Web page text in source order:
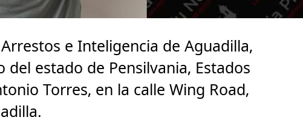
e Inteligencia de Aguadilla,
estado de Pensilvania, Estados
Torres, en la calle Wing Road,